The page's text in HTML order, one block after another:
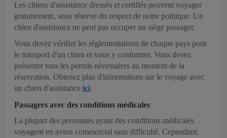
Les chiens d'assistance dressés et certifiés peuvent voyager
gratuitement, sous réserve du respect de notre politique. Un
chien d'assistance ne peut pas occuper un siège passager.
Vous devez vérifier les réglementations de chaque pays pour
le transport d'un chien et vous y conformer. Vous devez
présenter tous les permis nécessaires au moment de la
réservation. Obtenez plus d'informations sur le voyage avec
un chien d'assistance ici.
Passagers avec des conditions médicales
La plupart des personnes ayant des conditions médicales
voyagent en avion commercial sans difficulté. Cependant,